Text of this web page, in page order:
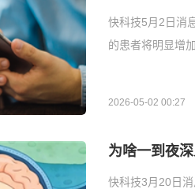
快科技5月2日消
的患者将明显增
2026-05-02 00:27
为啥一到夜
快科技3月20日